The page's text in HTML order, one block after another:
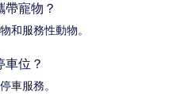
帶寵物？
和服務性動物。
車位？
車服務。